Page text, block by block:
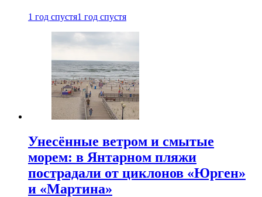
1 год спустя1 год спустя
Унесённые ветром и смытые
морем: в Янтарном пляжи
пострадали от циклонов «Юрген»
и «Мартина»